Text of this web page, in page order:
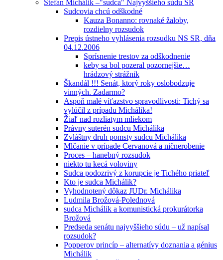
Štefan Michálik –"sudca" Najvyššieho súdu SR
Sudcovia chcú odškodné
Kauza Bonanno: rovnaké žaloby,
rozdielny rozsudok
Prepis ústneho vyhlásenia rozsudku NS SR, dňa
04.12.2006
Sprísnenie trestov za odškodnenie
keby sa bol pozeral pozornejšie…
hrádzový strážnik
Škandál !!! Senát, ktorý roky oslobodzuje
vinných. Zadarmo?
Aspoň malé víťazstvo spravodlivosti: Tichý sa
vylúčil z prípadu Michálika!
Žiaľ nad rozliatym mliekom
Právny suterén sudcu Michálika
Zvláštny druh pomsty sudcu Michálika
Mlčanie v prípade Cervanová a ničnerobenie
Proces – hanebný rozsudok
niekto tu kecá voloviny
Sudca podozrivý z korupcie je Tichého priateľ
Kto je sudca Michálik?
Vyhodnotený dôkaz JUDr. Michálika
Ludmila Brožová-Polednová
sudca Michálik a komunistická prokurátorka
Brožová
Predseda senátu najvyššieho súdu – už napísal
rozsudok?
Popperov princíp – alternatívy doznania a génius
Michálik